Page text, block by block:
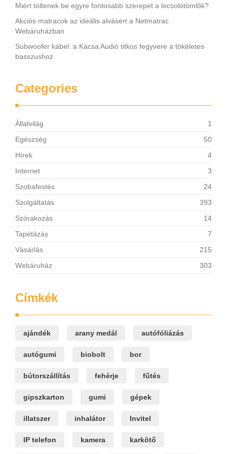
Miért töltenek be egyre fontosabb szerepet a locsolótömlők?
Akciós matracok az ideális alvásért a Netmatrac
Webáruházban
Subwoofer kábel: a Kácsa Audió titkos fegyvere a tökéletes
basszushoz
Categories
Állatvilág
1
Egészség
50
Hírek
4
Internet
3
Szobafestés
24
Szolgáltatás
393
Szórakozás
14
Tapétázás
7
Vásárlás
215
Webáruház
303
Címkék
ajándék arany medál autófóliázás
autógumi biobolt bor
bútorszállítás fehérje fűtés
gipszkarton gumi gépek
illatszer inhalátor Invitel
IP telefon kamera karkötő